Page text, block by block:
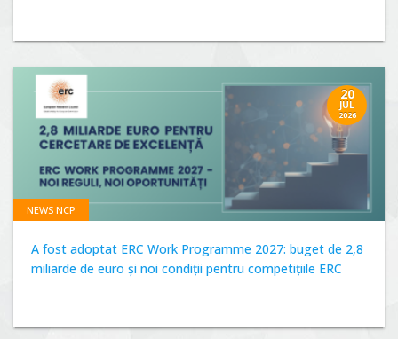
20
JUL
2026
NEWS NCP
A fost adoptat ERC Work Programme 2027: buget de 2,8
miliarde de euro și noi condiții pentru competițiile ERC